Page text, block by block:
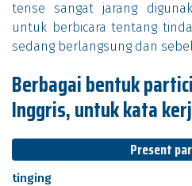
tense sangat jarang
untuk berbicara tentang
sedang berlangsung dan
Berbagai bentuk
Inggris, untuk kata
Present
tinging